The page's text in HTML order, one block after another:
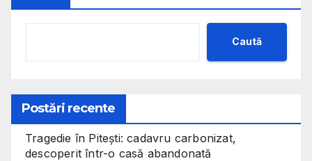
Caută
Postări recente
Tragedie în Pitești: cadavru carbonizat,
descoperit într-o casă abandonată